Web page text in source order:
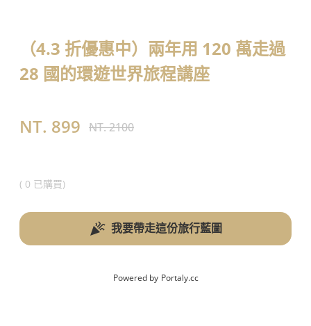
（4.3 折優惠中）兩年用 120 萬走過
28 國的環遊世界旅程講座
NT. 899 NT.2100
( 0 已購買)
我要帶走這份旅行藍圖
Powered by Portaly.cc